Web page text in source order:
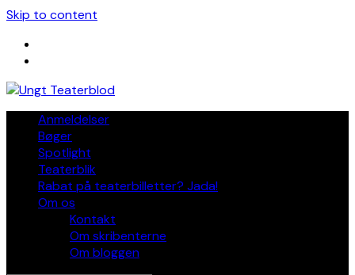
Skip to content
Anmeldelser
Bøger
Spotlight
Teaterblik
Rabat på teaterbilletter? Jada!
Om os
Kontakt
Om skribenterne
Om bloggen